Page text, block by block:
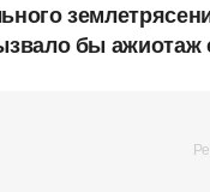
бы ажиотаж